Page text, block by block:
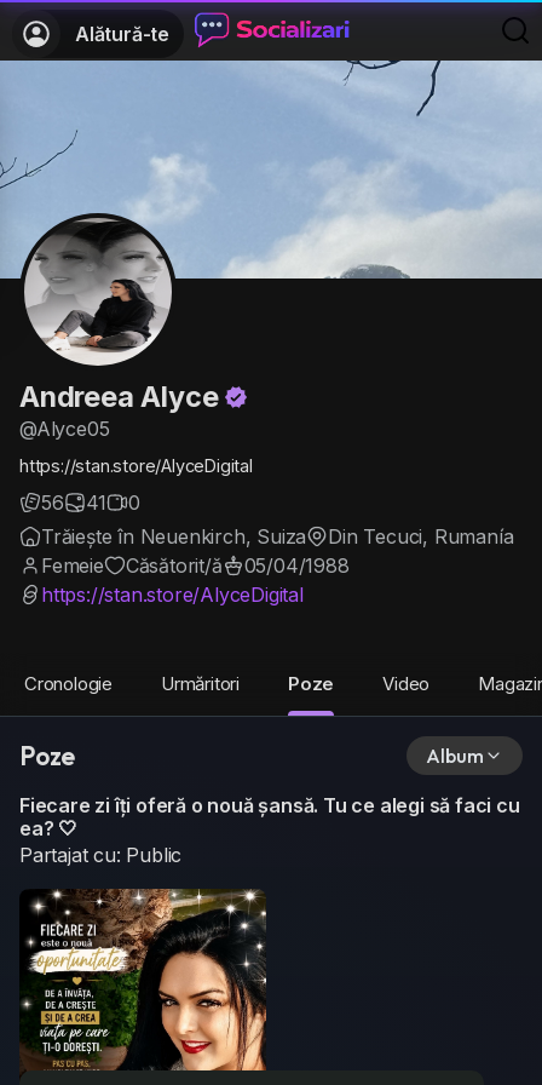
Alătură-te
Andreea Alyce
@Alyce05
https://stan.store/AlyceDigital
56 41
0
Trăiește în Neuenkirch, Suiza
Din Tecuci, Rumanía
Femeie
Căsătorit/ă
05/04/1988
https://stan.store/AlyceDigital
Cronologie Urmăritori Poze Video
Poze Album
Fiecare zi îți oferă o nouă șansă. Tu ce alegi să faci cu
ea? 🤍
Partajat cu: Public